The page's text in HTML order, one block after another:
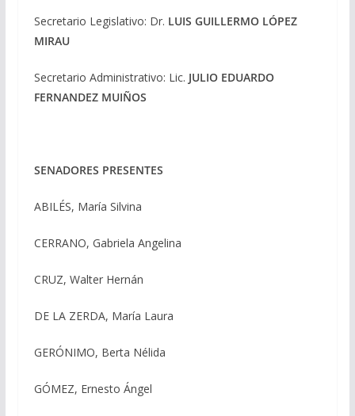
Secretario Legislativo: Dr. LUIS GUILLERMO LÓPEZ
MIRAU
Secretario Administrativo: Lic. JULIO EDUARDO
FERNANDEZ MUIÑOS
SENADORES PRESENTES
ABILÉS, María Silvina
CERRANO, Gabriela Angelina
CRUZ, Walter Hernán
DE LA ZERDA, María Laura
GERÓNIMO, Berta Nélida
GÓMEZ, Ernesto Ángel